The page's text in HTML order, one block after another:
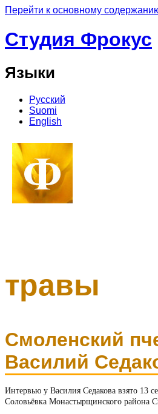
Перейти к основному
Студия Фрокус
Языки
Русский
Suomi
English
травы
Смоленский
Василий
Интервью у Василия Седакова взято 13
Соловьёвка Монастырщинского района